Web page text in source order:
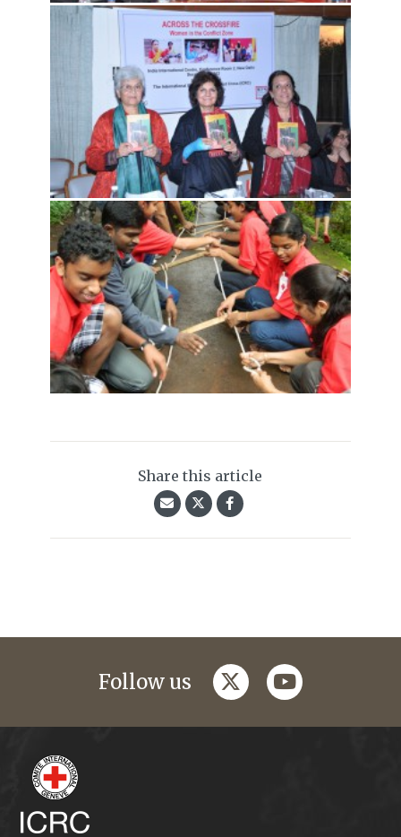
Share this article
Follow us twitteryoutube